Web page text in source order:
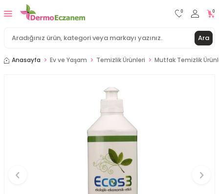
Ara
0 0
Anasayfa Ev ve Yaşam Temizlik Ürünleri Mutfak Temizlik